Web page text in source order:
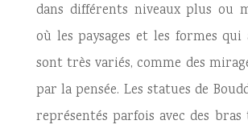
dans différents niveaux plus ou
où les paysages et les formes qui
sont très variés, comme des
par la pensée. Les statues de
représentés parfois avec des